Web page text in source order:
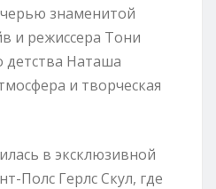
знаменитой
и режиссера Тони
детства Наташа
и творческая
в эксклюзивной
Полс Герлс Скул, где